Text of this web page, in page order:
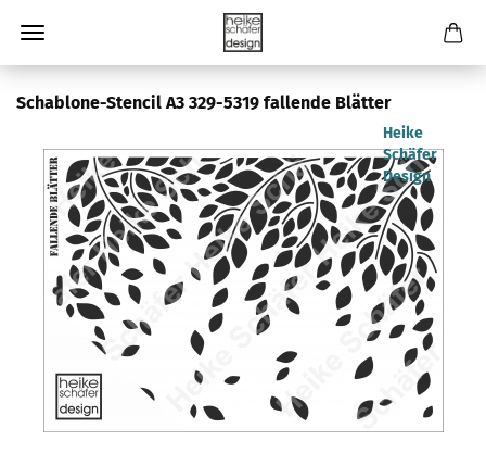
Schablone-Stencil A3 329-5319 fallende Blätter
Heike
Schäfer
Design